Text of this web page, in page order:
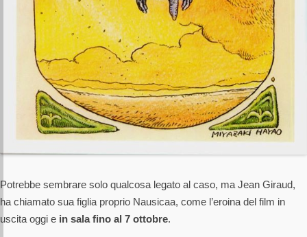
Potrebbe sembrare solo qualcosa legato al caso, ma Jean Giraud,
ha chiamato sua figlia proprio Nausicaa, come l’eroina del film in
uscita oggi e in sala fino al 7 ottobre.